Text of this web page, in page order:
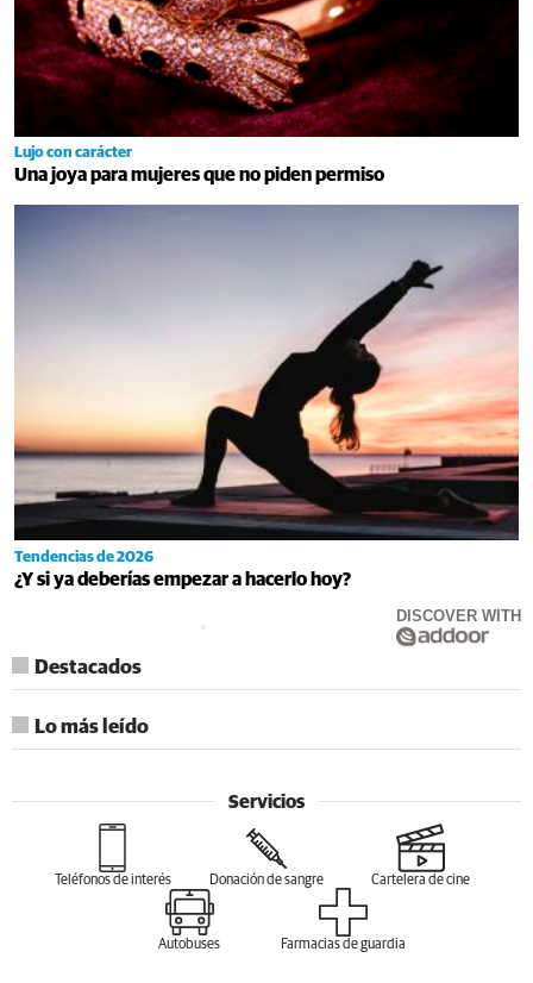
Lujo con carácter
Una joya para mujeres que no piden permiso
Tendencias de 2026
¿Y si ya deberías empezar a hacerlo hoy?
DISCOVER WITH
Destacados
Lo más leído
Servicios
Teléfonos de interés Donación de sangre Cartelera de cine
Autobuses Farmacias de guardia